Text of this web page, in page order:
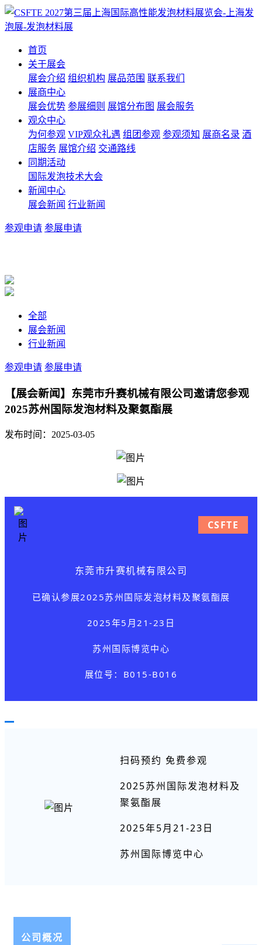
首页
关于展会
展会介绍 组织机构 展品范围 联系我们
展商中心
展会优势 参展细则 展馆分布图 展会服务
观众中心
为何参观 VIP观众礼遇 组团参观 参观须知 展商名录 酒
店服务 展馆介绍 交通路线
同期活动
国际发泡技术大会
新闻中心
展会新闻 行业新闻
参观申请 参展申请
全部
展会新闻
行业新闻
参观申请 参展申请
【展会新闻】东莞市升赛机械有限公司邀请您参观
2025苏州国际发泡材料及聚氨酯展
发布时间：2025-03-05
CSFTE
东莞市升赛机械有限公司
已确认参展2025苏州国际发泡材料及聚氨酯展
2025年5月21-23日
苏州国际博览中心
展位号：B015-B016
扫码预约 免费参观
2025苏州国际发泡材料及
聚氨酯展
2025年5月21-23日
苏州国际博览中心
公司概况